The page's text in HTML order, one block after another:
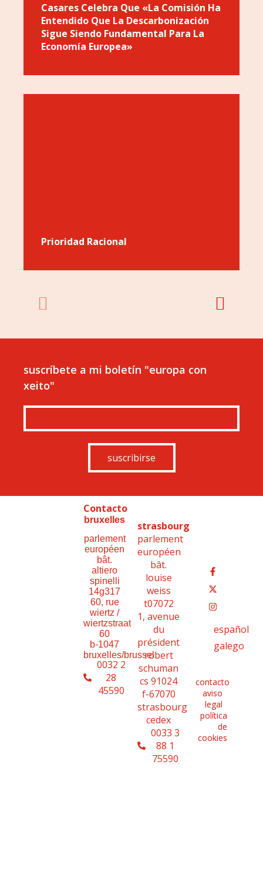
Casares Celebra Que «la Comisión Ha
Entendido Que La Descarbonización
Sigue Siendo Fundamental Para La
Economía Europea»
Prioridad Racional
suscríbete a mi boletín "europa con
xeito"
suscribirse
Contacto
bruxelles
parlement
européen
bât.
altiero
spinelli
14g317
60, rue
wiertz /
wiertzstraat
60
b-1047
bruxelles/brussel
0032 2
28
45590
strasbourg
parlement
européen
bât.
louise
weiss
t07072
1, avenue
du
président
robert
schuman
cs 91024
f-67070
strasbourg
cedex
0033 3
88 1
75590
español
galego
contacto
aviso
legal
política
de
cookies